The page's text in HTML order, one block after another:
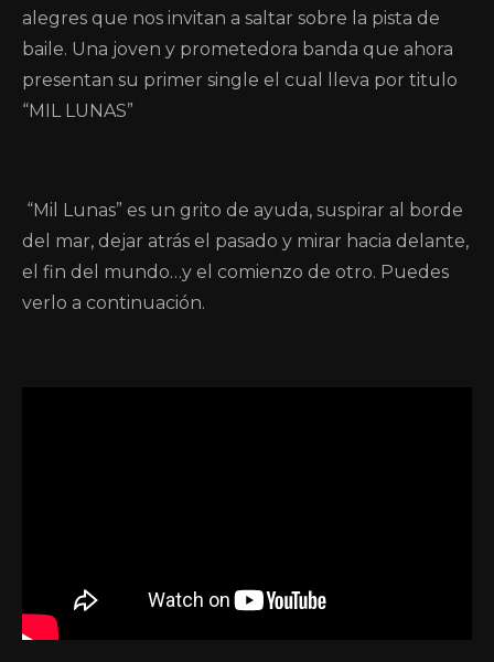
alegres que nos invitan a saltar sobre la pista de
baile. Una joven y prometedora banda que ahora
presentan su primer single el cual lleva por titulo
“MIL LUNAS”
“Mil Lunas” es un grito de ayuda, suspirar al borde
del mar, dejar atrás el pasado y mirar hacia delante,
el fin del mundo…y el comienzo de otro. Puedes
verlo a continuación.